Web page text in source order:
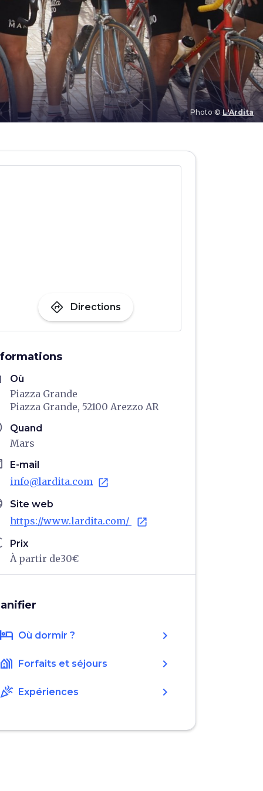
Photo © L'Ardita
directions Directions
Où
Piazza Grande
Piazza Grande, 52100 Arezzo AR
Quand
Mars
E-mail
info@lardita.com open_in_new
Site web
https://www.lardita.com/ open_in_new
Prix
À partir de30€
hotel Où dormir ? chevron_right
holiday_village Forfaits et séjours chevron_right
celebration Expériences chevron_right